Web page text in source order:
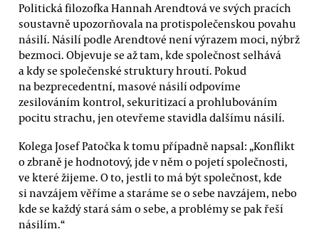
Politická filozofka Hannah Arendtová ve svých pracích
soustavně upozorňovala na protispolečenskou povahu
násilí. Násilí podle Arendtové není výrazem moci, nýbrž
bezmoci. Objevuje se až tam, kde společnost selhává
a kdy se společenské struktury hroutí. Pokud
na bezprecedentní, masové násilí odpovíme
zesilováním kontrol, sekuritizací a prohlubováním
pocitu strachu, jen otevřeme stavidla dalšímu násilí.
Kolega Josef Patočka k tomu případně napsal: „Konflikt
o zbraně je hodnotový, jde v něm o pojetí společnosti,
ve které žijeme. O to, jestli to má být společnost, kde
si navzájem věříme a staráme se o sebe navzájem, nebo
kde se každý stará sám o sebe, a problémy se pak řeší
násilím.“